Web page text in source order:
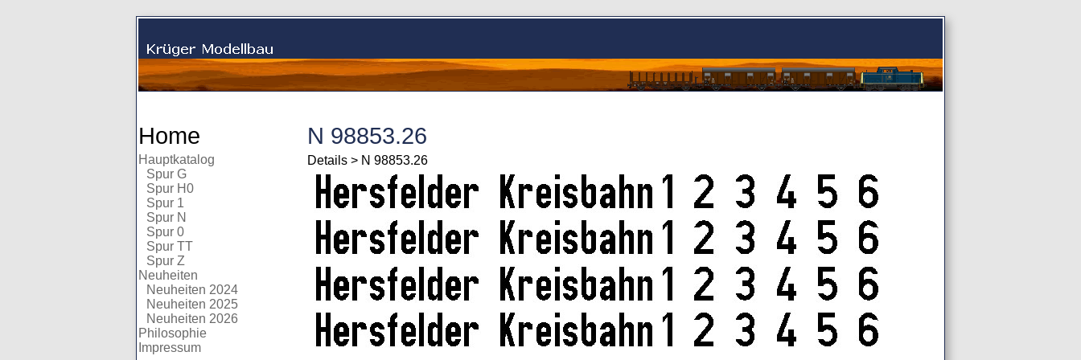
Home
Hauptkatalog
Spur G
Spur H0
Spur 1
Spur N
Spur 0
Spur TT
Spur Z
Neuheiten
Neuheiten 2024
Neuheiten 2025
Neuheiten 2026
Philosophie
Impressum
N 98853.26
Details > N 98853.26